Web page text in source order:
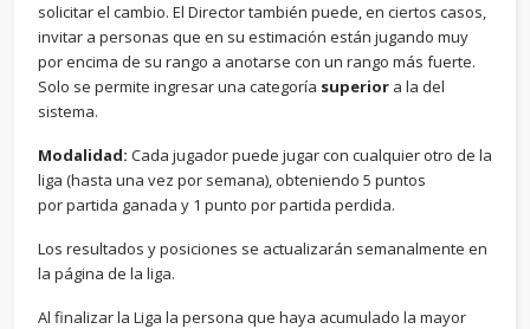
solicitar el cambio. El Director también puede, en ciertos casos,
invitar a personas que en su estimación están jugando muy
por encima de su rango a anotarse con un rango más fuerte.
Solo se permite ingresar una categoría superior a la del
sistema.
Modalidad: Cada jugador puede jugar con cualquier otro de la
liga (hasta una vez por semana), obteniendo 5 puntos
por partida ganada y 1 punto por partida perdida.
Los resultados y posiciones se actualizarán semanalmente en
la página de la liga.
Al finalizar la Liga la persona que haya acumulado la mayor